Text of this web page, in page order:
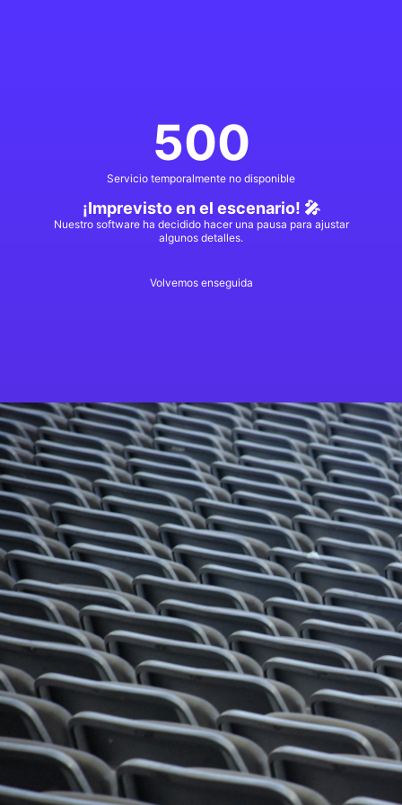
500
Servicio temporalmente no disponible
¡Imprevisto en el escenario! 🎤
Nuestro software ha decidido hacer una pausa para ajustar
algunos detalles.
Volvemos enseguida